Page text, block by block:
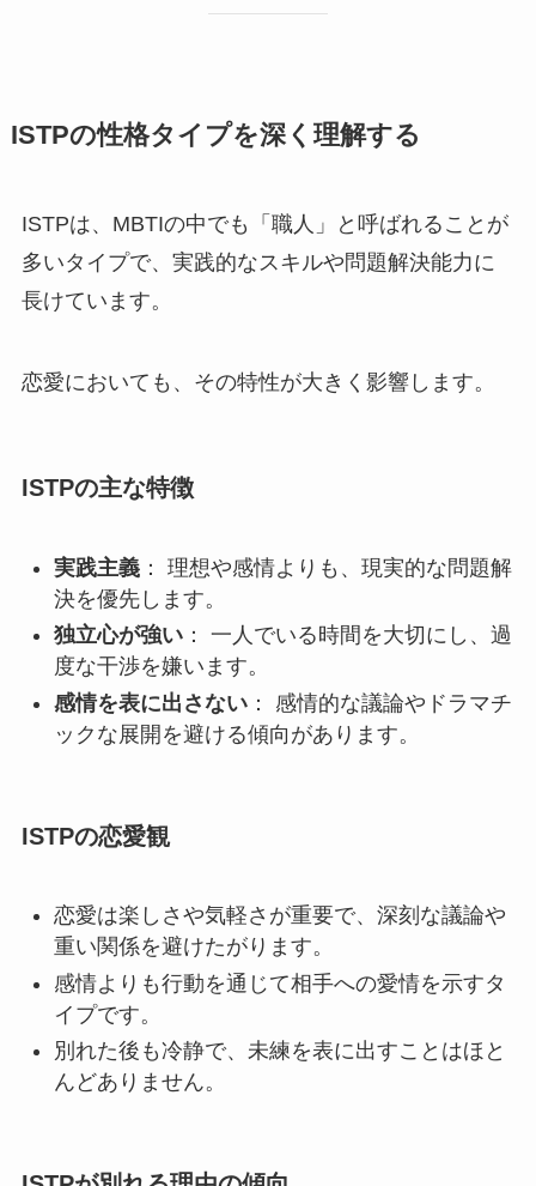
ISTPの性格タイプを深く理解する
ISTPは、MBTIの中でも「職人」と呼ばれることが
多いタイプで、実践的なスキルや問題解決能力に
長けています。
恋愛においても、その特性が大きく影響します。
ISTPの主な特徴
実践主義： 理想や感情よりも、現実的な問題解
決を優先します。
独立心が強い： 一人でいる時間を大切にし、過
度な干渉を嫌います。
感情を表に出さない： 感情的な議論やドラマチ
ックな展開を避ける傾向があります。
ISTPの恋愛観
恋愛は楽しさや気軽さが重要で、深刻な議論や
重い関係を避けたがります。
感情よりも行動を通じて相手への愛情を示すタ
イプです。
別れた後も冷静で、未練を表に出すことはほと
んどありません。